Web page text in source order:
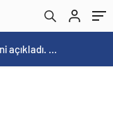
Joe Biden 6 aylık hedeflerini açıkladı. Senato buz gibi…